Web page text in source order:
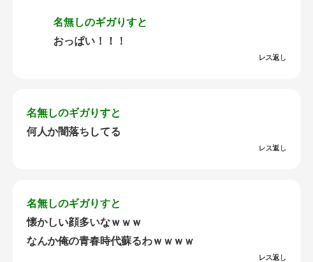
名無しのギガりすと
おっぱい！！！
レス返し
名無しのギガりすと
何人か闇落ちしてる
レス返し
名無しのギガりすと
懐かしい顔多いなｗｗｗ
なんか俺の青春時代蘇るわｗｗｗｗ
レス返し